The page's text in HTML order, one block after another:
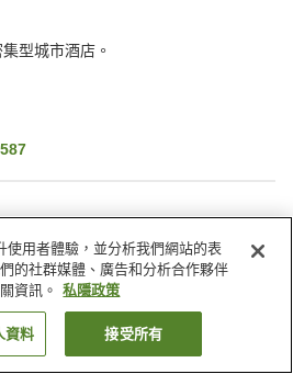
型城市酒店。
587
餐廳
會議室
福岡 福岡皇家花園酒店
找客房
使用者體驗，並分析我們網站的表
的社群媒體、廣告和分析合作夥伴
資訊。
私隱政策
資料 接受所有